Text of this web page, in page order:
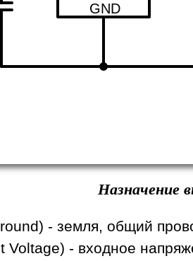
GND
Назначение
- земля, общий
Voltage) - входное